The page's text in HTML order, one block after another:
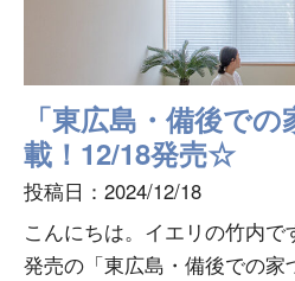
「東広島・備後で
載！12/18発売☆
投稿日：2024/12/18
こんにちは。イエリの竹内で
発売の「東広島・備後での家